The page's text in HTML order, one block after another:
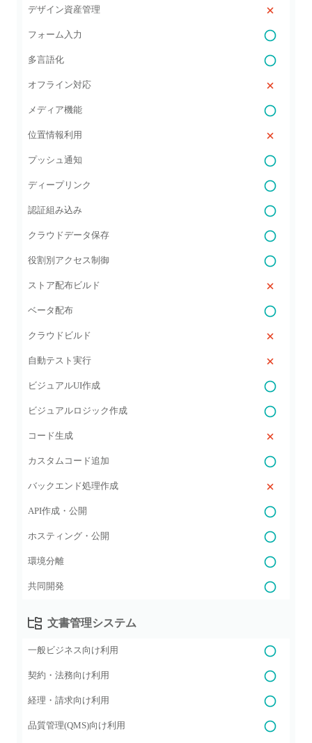
デザイン資産管理
フォーム入力
多言語化
オフライン対応
メディア機能
位置情報利用
プッシュ通知
ディープリンク
認証組み込み
クラウドデータ保存
役割別アクセス制御
ストア配布ビルド
ベータ配布
クラウドビルド
自動テスト実行
ビジュアルUI作成
ビジュアルロジック作成
コード生成
カスタムコード追加
バックエンド処理作成
API作成・公開
ホスティング・公開
環境分離
共同開発
文書管理システム
一般ビジネス向け利用
契約・法務向け利用
経理・請求向け利用
品質管理(QMS)向け利用